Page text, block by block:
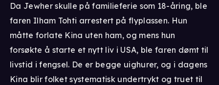
Da Jewher skulle på familieferie som 18-åring, ble
faren Ilham Tohti arrestert på flyplassen. Hun
måtte forlate Kina uten ham, og mens hun
forsøkte å starte et nytt liv i USA, ble faren dømt til
livstid i fengsel. De er begge uighurer, og i dagens
Kina blir folket systematisk undertrykt og truet til